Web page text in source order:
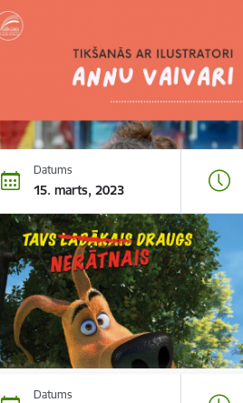
Datums
15. marts, 2023
Datums